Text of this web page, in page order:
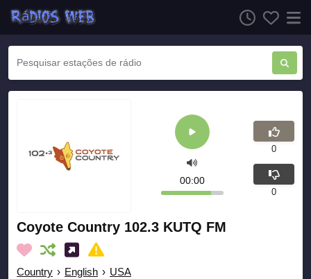
Coyote Country 102.3 KUTQ FM
Country › English › USA
00:00
0
0